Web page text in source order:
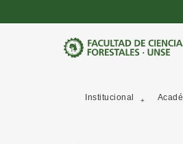
Institucional